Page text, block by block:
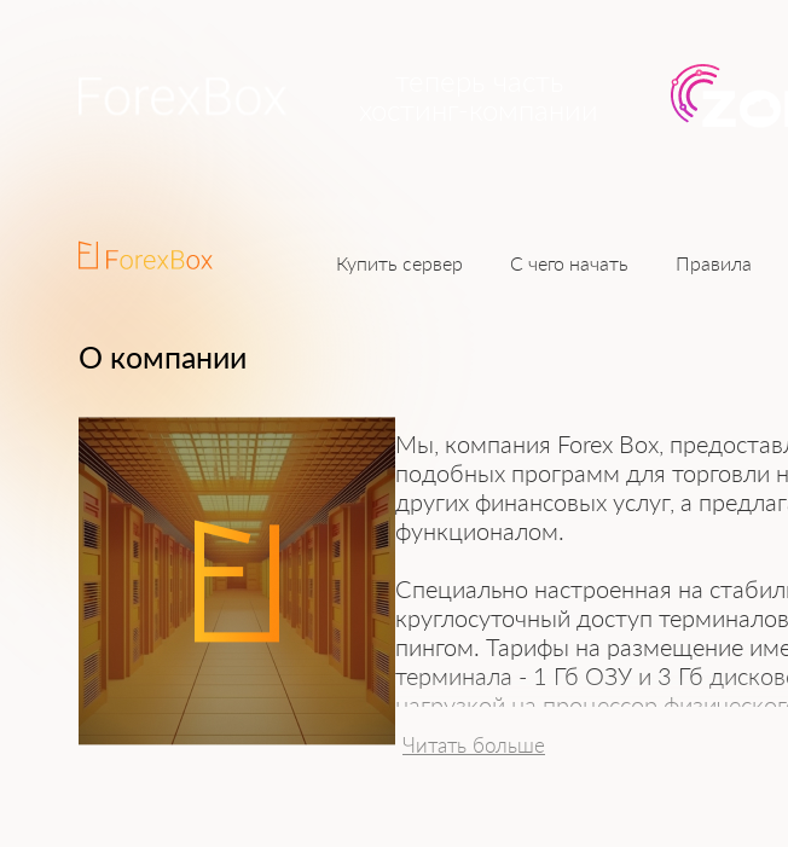
Купить сервер С чего начать Правила
О компании
Мы, компания Forex Box,
подобных программ для торговли
других финансовых услуг, а
функционалом.
Специально настроенная на
круглосуточный доступ
пингом. Тарифы на размещение
терминала - 1 Гб ОЗУ и 3 Гб
нагрузкой на процессор
количеству размещенных
Читать больше